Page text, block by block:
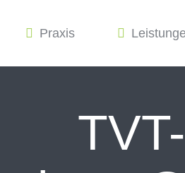
Praxis
TVT-